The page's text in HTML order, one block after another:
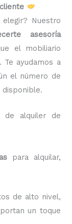
Nuestro
asesoría
el mobiliario
ayudamos a
el número de
de alquiler de
para alquilar,
de alto nivel,
un toque